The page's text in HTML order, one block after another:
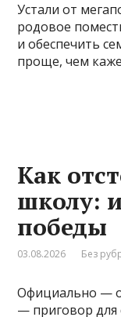
Устали от
родовое
и обеспечить
проще, чем
Как
школу:
победы
03.08.2026 Без
Официально —
— приговор для